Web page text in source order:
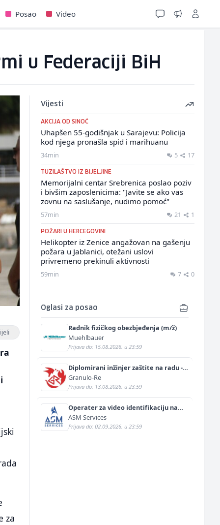
Posao Video
u Federaciji BiH
za
Vijesti
AKCIJA OD SINOĆ
Uhapšen 55-godišnjak u Sarajevu: Policija
kod njega pronašla spid i marihuanu
34min 5 17
TUŽILAŠTVO IZ BIJELJINE
Memorijalni centar Srebrenica poslao poziv
i bivšim zaposlenicima: "Javite se ako vas
zovnu na saslušanje, nudimo pomoć"
57min 21 1
POŽARI U HERCEGOVINI
Helikopter iz Zenice angažovan na gašenju
požara u Jablanici, otežani uslovi
privremeno prekinuli aktivnosti
59min 7 0
Oglasi za posao
Radnik fizičkog obezbjeđenja (m/ž)
Muehlbauer
Prijava do: 15.08.2026. u 23:59
Diplomirani inžinjer zaštite na radu -
Bachelor inžinjer sigurnosti i pomoći
(m/ž)
Granulo-Re
Prijava do: 13.08.2026. u 23:59
Operater za video identifikaciju na
njemačkom jeziku (m/ž)
ASM Services
Prijava do: 02.09.2026. u 23:59